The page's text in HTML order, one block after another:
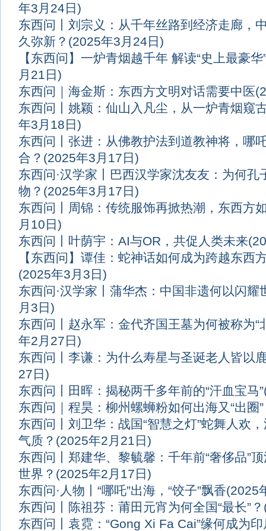
年3月24日)
东西问丨刘宗义：从千年丝路到经济走廊，
久弥新？ (2025年3月24日)
【东西问】一炉青烟越千年 解读“史上最豪
月21日)
东西问｜海金斯：东西方文明对话需要中医
东西问丨姚颖：仙山入凡尘，从一炉青烟窥
年3月18日)
东西问丨张进：从佛教护法到道教神将，哪
合？ (2025年3月17日)
东西问·汉学家丨巴西汉学家沈友友：为何孔
物？ (2025年3月17日)
东西问丨周锦：传统服饰再掀热潮，东西方
月10日)
东西问丨叶荫宇：AI与OR，共促人类未来
【东西问】谭佳：蛇神话如何成为跨越东西
(2025年3月3日)
东西问·汉学家丨蒲华杰：中国非遗何以闪耀
月3日)
东西问丨赵永军：金代齐国王墓为何被称为“
年2月27日)
东西问丨李谦：为什么寿星与圣诞老人皆以
27日)
东西问丨田晖：揭秘两千多年前的“汗血宝马”
东西问｜程昊：柳州螺蛳粉如何出海又“出圈
东西问丨刘卫华：战国“智慧之灯”蛇舞人欢
气质？ (2025年2月21日)
东西问丨郑建华、黎毓馨：千年前“奢侈品”
世界？ (2025年2月17日)
东西问·人物丨“哪吒”出海，“饺子”飘香(2025
东西问丨陈祖芬：莆田元宵为何全国“最长”？
东西问丨袁霓：“Gong Xi Fa Cai”缘何成为